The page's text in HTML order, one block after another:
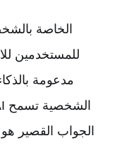
للمستخدمين
مدعومة